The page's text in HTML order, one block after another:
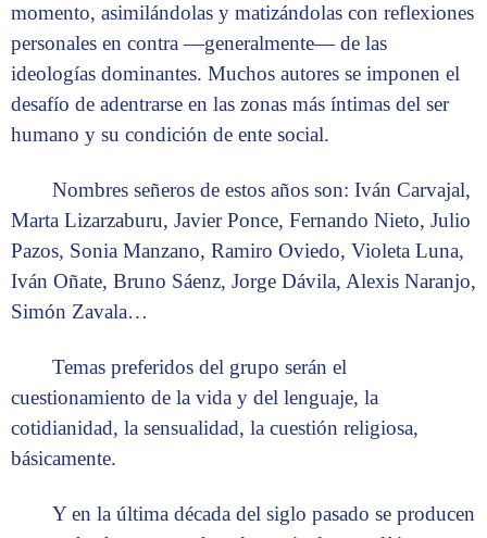
momento, asimilándolas y matizándolas con reflexiones
personales en contra —generalmente— de las
ideologías dominantes. Muchos autores se imponen el
desafío de adentrarse en las zonas más íntimas del ser
humano y su condición de ente social.
Nombres señeros de estos años son: Iván Carvajal,
Marta Lizarzaburu, Javier Ponce, Fernando Nieto, Julio
Pazos, Sonia Manzano, Ramiro Oviedo, Violeta Luna,
Iván Oñate, Bruno Sáenz, Jorge Dávila, Alexis Naranjo,
Simón Zavala…
Temas preferidos del grupo serán el
cuestionamiento de la vida y del lenguaje, la
cotidianidad, la sensualidad, la cuestión religiosa,
básicamente.
Y en la última década del siglo pasado se producen